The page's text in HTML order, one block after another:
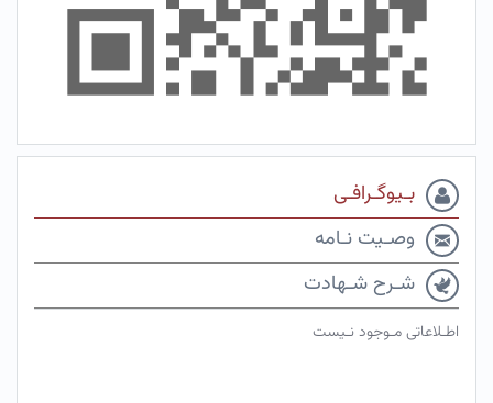
بـیوگـرافـی
وصـیت نـامه
شـرح شـهادت
اطـلاعاتی مـوجود نـیست